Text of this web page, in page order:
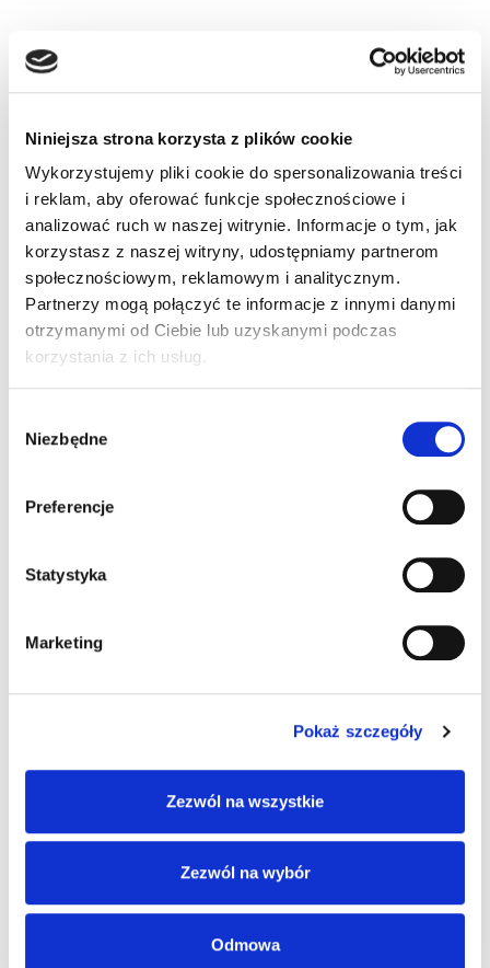
Niniejsza strona korzysta z plików cookie
Wykorzystujemy pliki cookie do spersonalizowania treści
i reklam, aby oferować funkcje społecznościowe i
analizować ruch w naszej witrynie. Informacje o tym, jak
korzystasz z naszej witryny, udostępniamy partnerom
społecznościowym, reklamowym i analitycznym.
Partnerzy mogą połączyć te informacje z innymi danymi
otrzymanymi od Ciebie lub uzyskanymi podczas
korzystania z ich usług.
zgody
Niezbędne
Preferencje
Statystyka
Marketing
Pokaż szczegóły
Zezwól na wszystkie
Zezwól na wybór
Odmowa